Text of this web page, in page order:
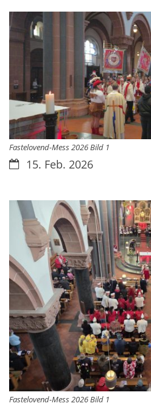
Fastelovend-Mess 2026 Bild 1
Datum:15. Feb. 2026
Fastelovend-Mess 2026 Bild 1